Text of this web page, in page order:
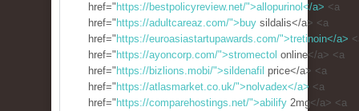
href=" https://bestpolicyreview.net/">allopurinol</a> <a
href=" https://adultcareaz.com/">buy sildalis</a> <a
href=" https://euroasiastartupawards.com/">tretinoin</a>
href=" https://ayoncorp.com/">stromectol online</a> <a
href=" https://bizlions.mobi/">sildenafil price</a> <a
href=" https://atlasmarket.co.uk/">nolvadex</a> <a
href=" https://comparehostings.net/">abilify 2mg</a> <a